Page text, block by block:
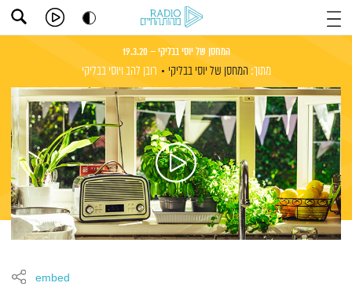
המחסן של יוסי בבליקי – 19.3.20
מתוך: המחסן של יוסי בבליקי רובן להב ויוסי בבליקי
embed